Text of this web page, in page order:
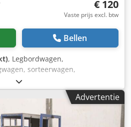
€ 120
Vaste prijs excl. btw
Bellen
, Legbordwagen,
sorteerwagen,
rek, hordenwagen,
mm -Diepte: 690 mm -
schappen: 36 -Materiaal:
460 mm -Aantal: 1 stuk op
Dcjdpsb A Rbqofx Adpek
Advertentie